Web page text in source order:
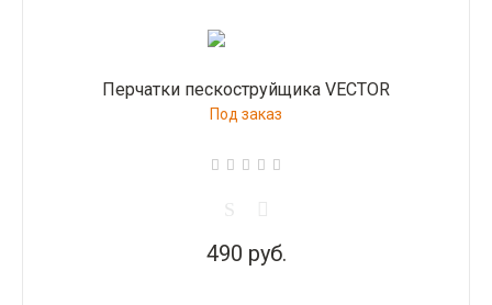
Перчатки пескоструйщика VECTOR
Под заказ
490 руб.